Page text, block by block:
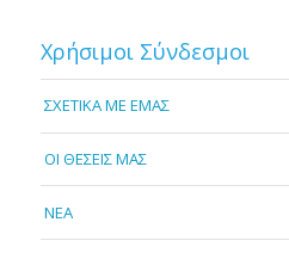
Χρήσιμοι Σύνδεσμοι
ΣΧΕΤΙΚΑ ΜΕ ΕΜΑΣ
OI ΘΕΣΕΙΣ ΜΑΣ
NEA